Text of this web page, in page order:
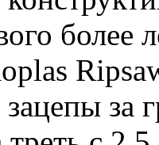
более
за